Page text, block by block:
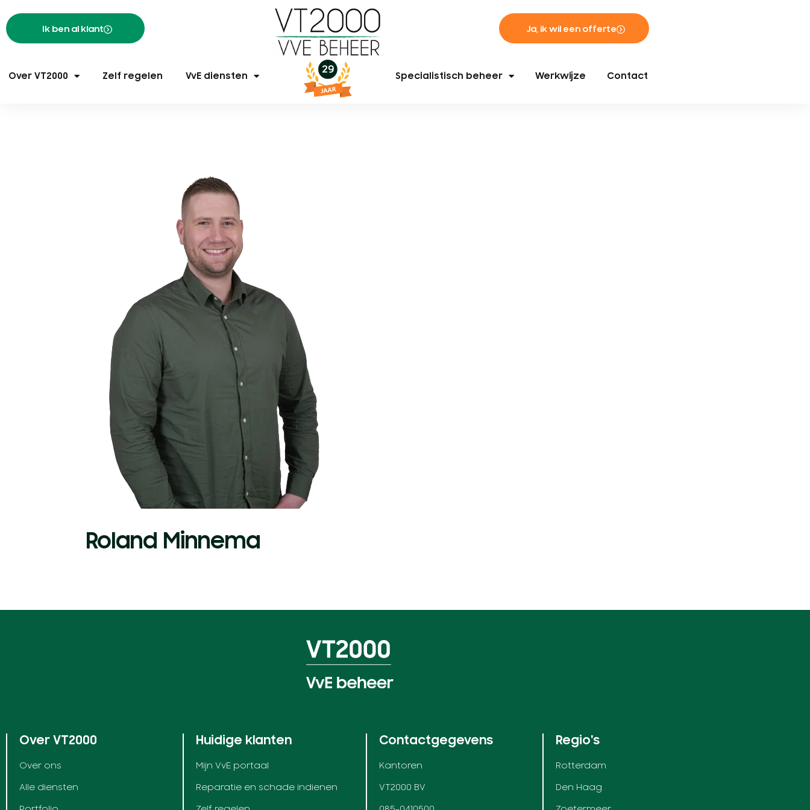
Ik ben al klant
Over VT2000 Zelf regelen VvE diensten
Ja, ik wil een offerte
Specialistisch beheer Werkwijze Contact
Roland Minnema
Over VT2000
Over ons
Alle diensten
Huidige klanten
Mijn VvE portaal
Reparatie en schade indienen
Contactgegevens
Kantoren
VT2000 BV
Regio's
Rotterdam
Den Haag